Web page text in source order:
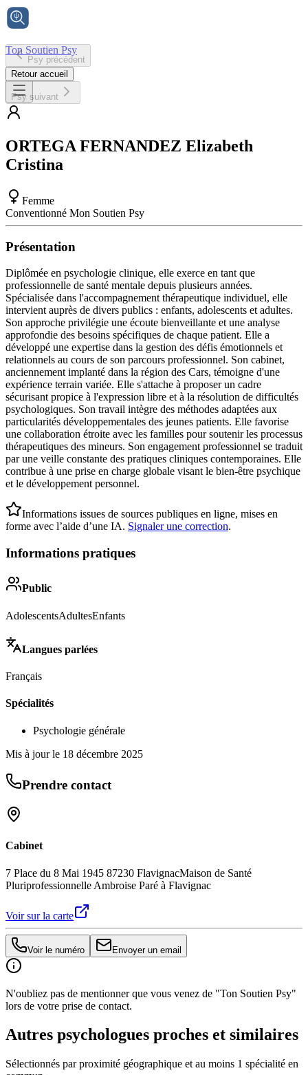
Ton Soutien Psy
Accueil
Psy précédent
Retour accueil
Psy suivant
ORTEGA FERNANDEZ Elizabeth
Cristina
Femme
Conventionné Mon Soutien Psy
Présentation
Diplômée en psychologie clinique, elle exerce en tant que
professionnelle de santé mentale depuis plusieurs années.
Spécialisée dans l'accompagnement thérapeutique individuel, elle
intervient auprès de divers publics : enfants, adolescents et adultes.
Son approche privilégie une écoute bienveillante et une analyse
approfondie des besoins spécifiques de chaque patient. Elle a
développé une expertise dans la gestion des défis émotionnels et
relationnels au cours de son parcours professionnel. Son cabinet,
anciennement implanté dans la région des Cars, témoigne d'une
expérience terrain variée. Elle s'attache à proposer un cadre
sécurisant propice à l'expression libre et à la résolution de difficultés
psychologiques. Son travail intègre des méthodes adaptées aux
particularités développementales des jeunes patients. Elle favorise
une collaboration étroite avec les familles pour soutenir les processus
thérapeutiques des mineurs. Son engagement professionnel se traduit
par une veille constante des pratiques cliniques contemporaines. Elle
contribue à une prise en charge globale visant le bien-être psychique
et le développement personnel.
Informations issues de sources publiques en ligne, mises en
forme avec l’aide d’une IA. Signaler une correction.
Informations pratiques
Public
AdolescentsAdultesEnfants
Langues parlées
Français
Spécialités
Psychologie générale
Mis à jour le 18 décembre 2025
Prendre contact
Cabinet
7 Place du 8 Mai 1945 87230 FlavignacMaison de Santé
Pluriprofessionnelle Ambroise Paré à Flavignac
Voir sur la carte
Voir le numéro Envoyer un email
N'oubliez pas de mentionner que vous venez de "Ton Soutien Psy"
lors de votre prise de contact.
Autres psychologues proches et similaires
Sélectionnés par proximité géographique et au moins 1 spécialité en